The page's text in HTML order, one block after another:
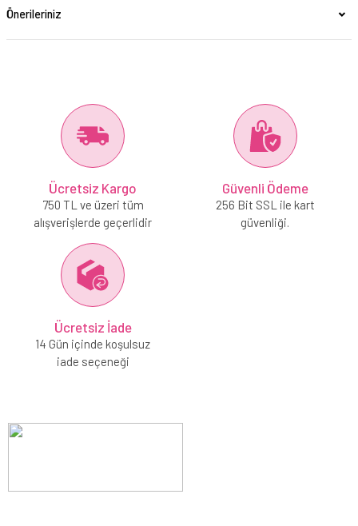
Önerileriniz
Ücretsiz Kargo
750 TL ve üzeri tüm
alışverişlerde geçerlidir
Güvenli Ödeme
256 Bit SSL ile kart
güvenliği.
Ücretsiz İade
14 Gün içinde koşulsuz
iade seçeneği